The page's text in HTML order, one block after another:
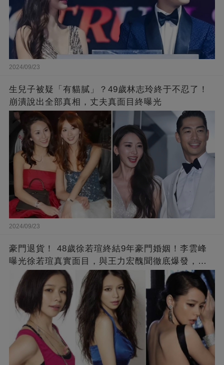
2024/09/23
生兒子被疑「有貓膩」？49歲林志玲終于不忍了！
崩潰說出全部真相，丈夫真面目終曝光
2024/09/23
豪門退貨！ 48歲徐若瑄終結9年豪門婚姻！李雲峰
曝光徐若瑄真實面目，與王力宏醜聞徹底爆發，原
來李靚蕾說的都是真的 ！